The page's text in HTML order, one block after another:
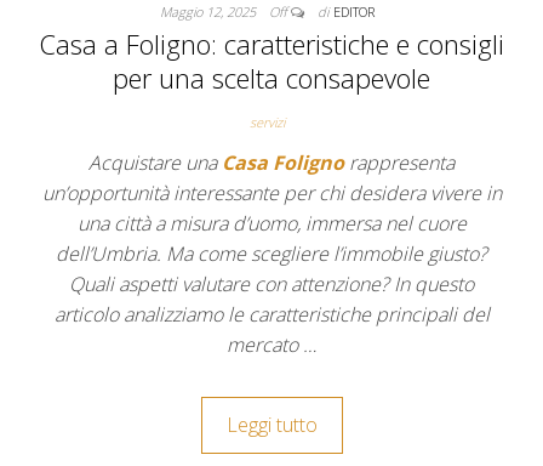
Maggio 12, 2025 Off di EDITOR
Casa a Foligno: caratteristiche e consigli
per una scelta consapevole
servizi
Acquistare una Casa Folignorappresenta
un’opportunità interessante per chi desidera vivere in
una città a misura d’uomo, immersa nel cuore
dell’Umbria. Ma come scegliere l’immobile giusto?
Quali aspetti valutare con attenzione? In questo
articolo analizziamo le caratteristiche principali del
mercato …
Leggi tutto